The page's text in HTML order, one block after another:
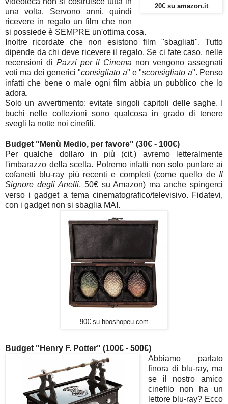
20€ su amazon.it
una volta. Servono anni, quindi
ricevere in regalo un film che non
si possiede è SEMPRE un'ottima cosa.
Inoltre ricordate che non esistono film "sbagliati". Tutto
dipende da chi deve ricevere il regalo. Se ci fate caso, nelle
recensioni di Pazzi per il Cinema non vengono assegnati
voti ma dei generici "consigliato a" e "sconsigliato a". Penso
infatti che bene o male ogni film abbia un pubblico che lo
adora.
Solo un avvertimento: evitate singoli capitoli delle saghe. I
buchi nelle collezioni sono qualcosa in grado di tenere
svegli la notte noi cinefili.
Budget "Menù Medio, per favore" (30€ - 100€)
Per qualche dollaro in più (cit.) avremo letteralmente
l'imbarazzo della scelta. Potremo infatti non solo puntare ai
cofanetti blu-ray più recenti e completi (come quello de Il
Signore degli Anelli, 50€ su Amazon) ma anche spingerci
verso i gadget a tema cinematografico/televisivo. Fidatevi,
con i gadget non si sbaglia MAI.
90€ su hboshopeu.com
Budget "Henry F. Potter" (100€ - 500€)
Abbiamo parlato
finora di blu-ray, ma
se il nostro amico
cinefilo non ha un
lettore blu-ray? Ecco